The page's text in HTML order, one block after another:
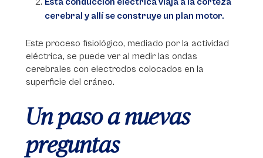
cerebral y allí se construye un plan motor.
Este proceso fisiológico, mediado por la actividad
eléctrica, se puede ver al medir las ondas
cerebrales con electrodos colocados en la
superficie del cráneo.
Un paso a nuevas
preguntas